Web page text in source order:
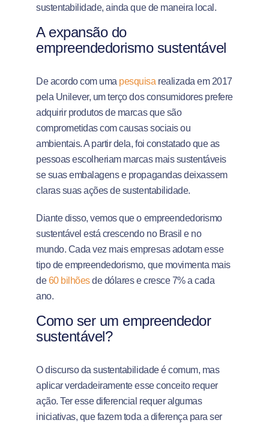
sustentabilidade, ainda que de maneira local.
A expansão do
empreendedorismo sustentável
De acordo com uma pesquisa realizada em 2017
pela Unilever, um terço dos consumidores prefere
adquirir produtos de marcas que são
comprometidas com causas sociais ou
ambientais.A partir dela, foi constatado que as
pessoas escolheriam marcas mais sustentáveis
se suas embalagens e propagandas deixassem
claras suas ações de sustentabilidade.
Diante disso, vemos que o empreendedorismo
sustentável está crescendo no Brasil e no
mundo. Cada vez mais empresas adotam esse
tipo de empreendedorismo, que movimenta mais
de60 bilhõesde dólares e cresce 7% a cada
ano.
Como ser um empreendedor
sustentável?
O discurso da sustentabilidade é comum, mas
aplicar verdadeiramente esse conceito requer
ação. Ter esse diferencial requer algumas
iniciativas, que fazem toda a diferença para ser